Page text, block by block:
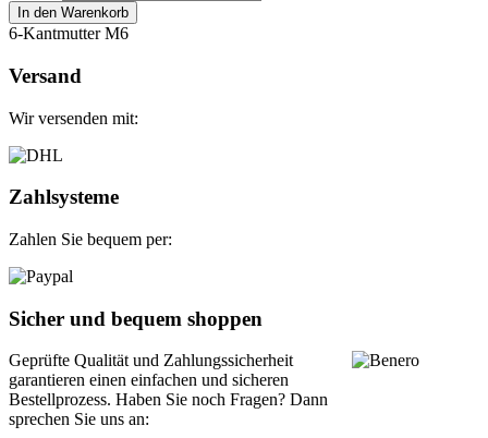
In den Warenkorb
6-Kantmutter M6
Versand
Wir versenden mit:
Zahlsysteme
Zahlen Sie bequem per:
Sicher und bequem shoppen
Geprüfte Qualität und Zahlungssicherheit
garantieren einen einfachen und sicheren
Bestellprozess. Haben Sie noch Fragen? Dann
sprechen Sie uns an: